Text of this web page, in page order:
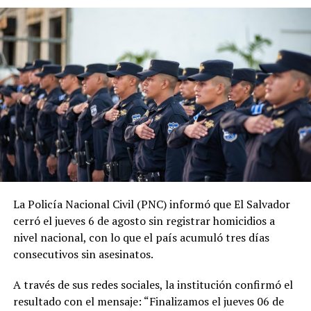
junio de 2019, las estadísticas oficiales muestran una
tendencia descendente en los homicidios. Durante su
administración, la PNC contabiliza 1,288 jornadas sin
ADVERTISEMENT
que va del año, las autoridades reportan 185 días sin
homicidios, mientras que 2025 también cerró con
indicadores favorables en materia de seguridad.
que el Gobierno mantendrá las acciones para localizar y
La Policía Nacional Civil (PNC) informó que El Salvador
cerró el jueves 6 de agosto sin registrar homicidios a
nivel nacional, con lo que el país acumuló tres días
consecutivos sin asesinatos.
A través de sus redes sociales, la institución confirmó el
resultado con el mensaje: “Finalizamos el jueves 06 de